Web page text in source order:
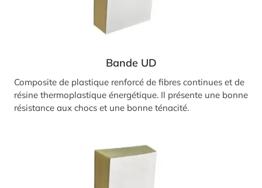
Bande UD
Composite de plastique renforcé de fibres continues et de
résine thermoplastique énergétique. Il présente une bonne
résistance aux chocs et une bonne ténacité.